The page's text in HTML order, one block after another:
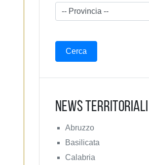
News Territoriali
Abruzzo
Basilicata
Calabria